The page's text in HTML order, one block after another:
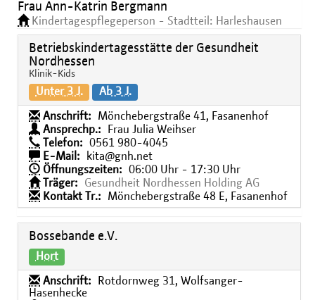
Frau Ann-Katrin Bergmann
Kindertagespflegeperson - Stadtteil: Harleshausen
Betriebskindertagesstätte der Gesundheit
Nordhessen
Klinik-Kids
Unter 3 J. Ab 3 J.
Anschrift:
Mönchebergstraße 41, Fasanenhof
Ansprechp.:
Frau Julia Weihser
Telefon:
0561 980-4045
E-Mail:
kita@gnh.net
Öffnungszeiten:
06:00 Uhr - 17:30 Uhr
Träger:
Gesundheit Nordhessen Holding AG
Kontakt Tr.:
Mönchebergstraße 48 E, Fasanenhof
Bossebande e.V.
Hort
Anschrift:
Rotdornweg 31, Wolfsanger-
Hasenhecke